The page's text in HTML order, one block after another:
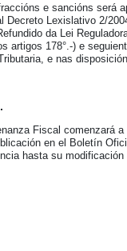
e sancións será
Decreto Lexislativo 2/
da Lei
artigos 178°.-) e
e nas
Fiscal comenzará
en el Boletín
hasta su modificación